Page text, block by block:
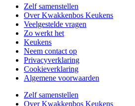
Zelf samenstellen
Over Kwakkenbos Keukens
Veelgestelde vragen
Zo werkt het
Keukens
Neem contact op
Privacyverklaring
Cookieverklaring
Algemene voorwaarden
Zelf samenstellen
Over Kwakkenbos Keukens